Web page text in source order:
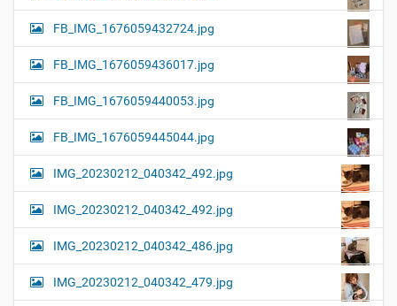
FB_IMG_1676059432724.jpg
FB_IMG_1676059436017.jpg
FB_IMG_1676059440053.jpg
FB_IMG_1676059445044.jpg
IMG_20230212_040342_492.jpg
IMG_20230212_040342_492.jpg
IMG_20230212_040342_486.jpg
IMG_20230212_040342_479.jpg